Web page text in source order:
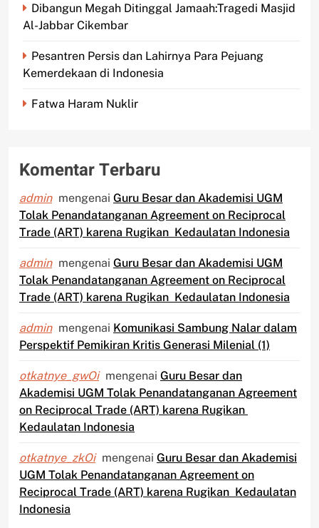
Dibangun Megah Ditinggal Jamaah:Tragedi Masjid
Al-Jabbar Cikembar
Pesantren Persis dan Lahirnya Para Pejuang
Kemerdekaan di Indonesia
Fatwa Haram Nuklir
Komentar Terbaru
admin mengenai Guru Besar dan Akademisi UGM
Tolak Penandatanganan Agreement on Reciprocal
Trade (ART) karena Rugikan Kedaulatan Indonesia
admin mengenai Guru Besar dan Akademisi UGM
Tolak Penandatanganan Agreement on Reciprocal
Trade (ART) karena Rugikan Kedaulatan Indonesia
admin mengenai Komunikasi Sambung Nalar dalam
Perspektif Pemikiran Kritis Generasi Milenial (1)
otkatnye_gwOi mengenai Guru Besar dan
Akademisi UGM Tolak Penandatanganan Agreement
on Reciprocal Trade (ART) karena Rugikan
Kedaulatan Indonesia
otkatnye_zkOi mengenai Guru Besar dan Akademisi
UGM Tolak Penandatanganan Agreement on
Reciprocal Trade (ART) karena Rugikan Kedaulatan
Indonesia